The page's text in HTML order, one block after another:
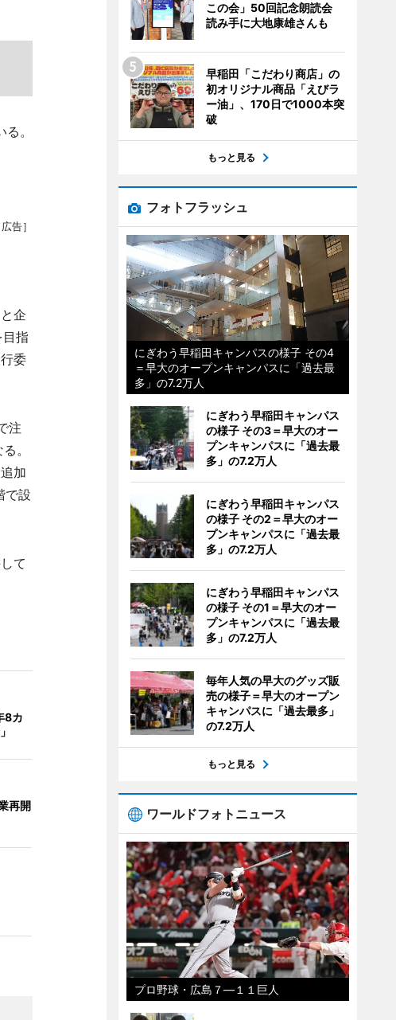
。
広告］
企
指
委
注
。
加
で設
て
8カ
再開
この会」50回記念朗読会
読み手に大地康雄さんも
早稲田「こだわり商店」の
初オリジナル商品「えびラ
ー油」、170日で1000本突
破
もっと見る
フォトフラッシュ
にぎわう早稲田キャンパスの様子 その4
＝早大のオープンキャンパスに「過去最
多」の7.2万人
にぎわう早稲田キャンパス
の様子 その3＝早大のオー
プンキャンパスに「過去最
多」の7.2万人
にぎわう早稲田キャンパス
の様子 その2＝早大のオー
プンキャンパスに「過去最
多」の7.2万人
にぎわう早稲田キャンパス
の様子 その1＝早大のオー
プンキャンパスに「過去最
多」の7.2万人
毎年人気の早大のグッズ販
売の様子＝早大のオープン
キャンパスに「過去最多」
の7.2万人
もっと見る
ワールドフォトニュース
プロ野球・広島７―１１巨人